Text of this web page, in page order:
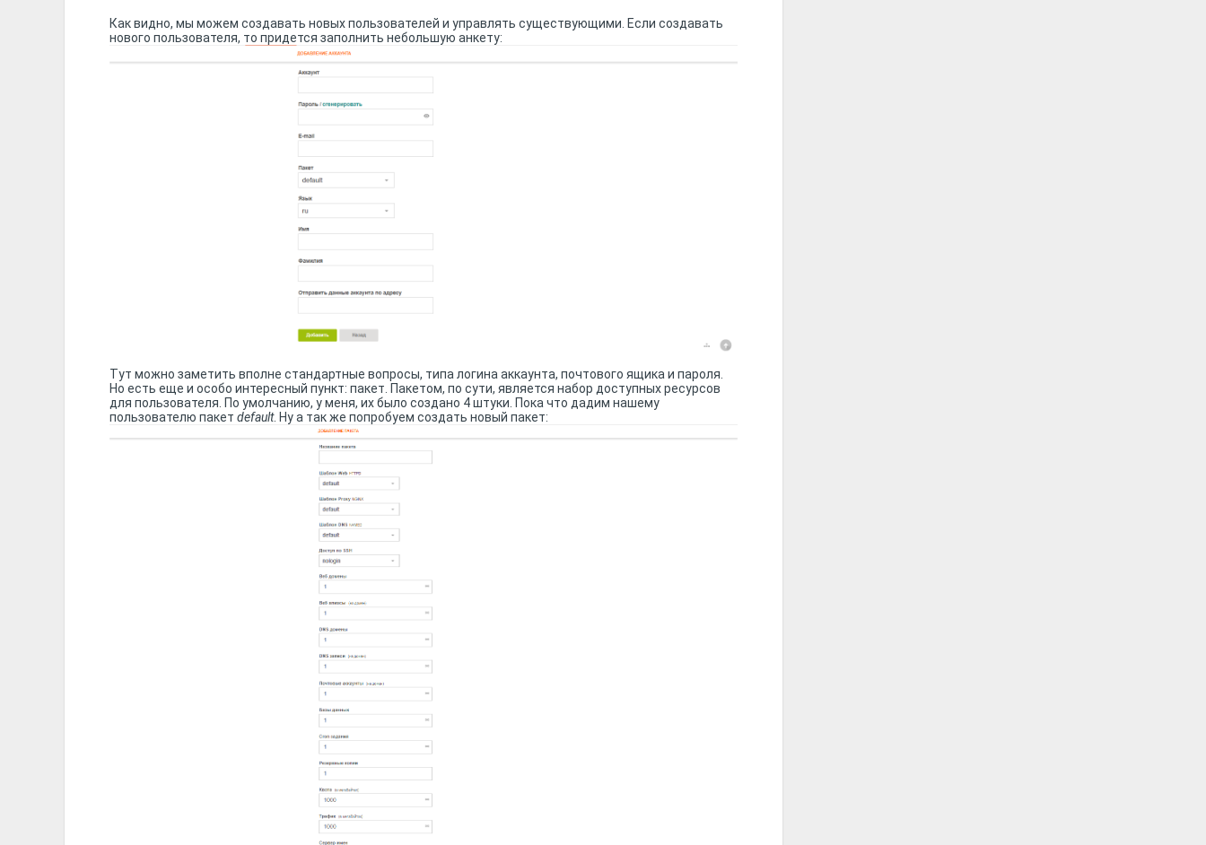
Как видно, мы можем создавать новых пользователей и управлять существующими. Если создавать
нового пользователя, то придется заполнить небольшую анкету:
Тут можно заметить вполне стандартные вопросы, типа логина аккаунта, почтового ящика и пароля.
Но есть еще и особо интересный пункт: пакет. Пакетом, по сути, является набор доступных ресурсов
для пользователя. По умолчанию, у меня, их было создано 4 штуки. Пока что дадим нашему
пользователю пакет default. Ну а так же попробуем создать новый пакет: